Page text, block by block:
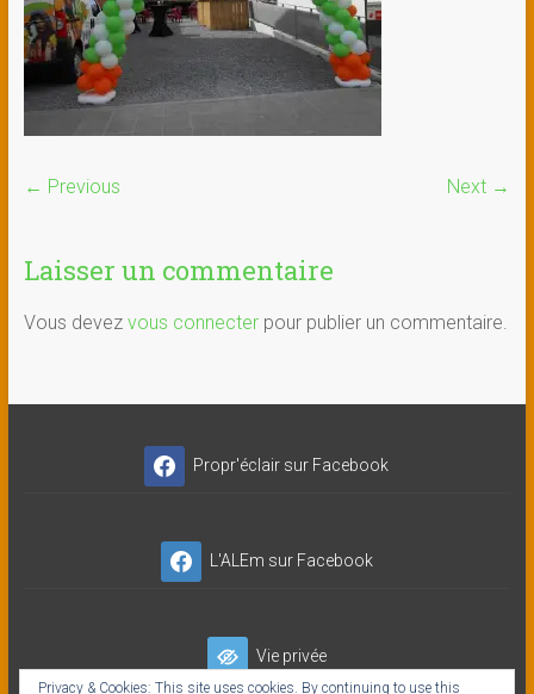
← Previous Next →
Laisser un commentaire
Vous devez vous connecterpour publier un commentaire.
Propr'éclair sur Facebook
L'ALEm sur Facebook
Vie privée
Privacy & Cookies: This site uses cookies. By continuing to use this